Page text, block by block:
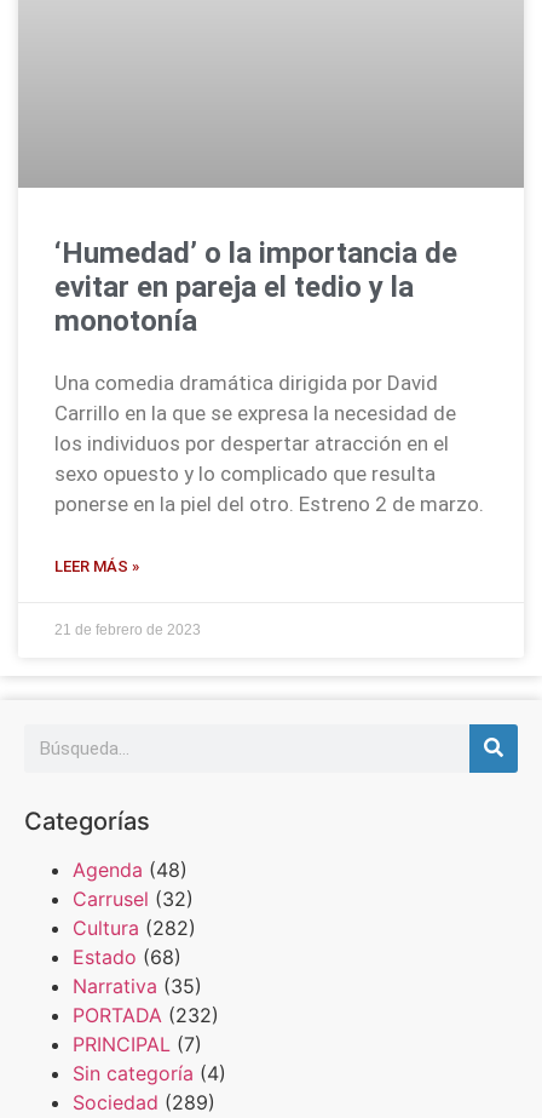
‘Humedad’ o la importancia de
evitar en pareja el tedio y la
monotonía
Una comedia dramática dirigida por David
Carrillo en la que se expresa la necesidad de
los individuos por despertar atracción en el
sexo opuesto y lo complicado que resulta
ponerse en la piel del otro. Estreno 2 de marzo.
LEER MÁS »
21 de febrero de 2023
Categorías
Agenda (48)
Carrusel (32)
Cultura (282)
Estado (68)
Narrativa (35)
PORTADA (232)
PRINCIPAL (7)
Sin categoría (4)
Sociedad (289)